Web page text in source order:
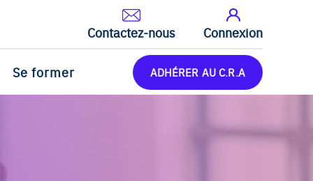
Contactez-nous Connexion
Se former ADHÉRER AU C.R.A